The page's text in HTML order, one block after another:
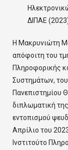
ΔΙΠΑΕ
Η Μακρυνιώτη
απόφοιτη του
Πληροφορικής
Συστημάτων, του
Πανεπιστημίου
διπλωματική
εντοπισμού
Απρίλιο του
Ινστιτούτο